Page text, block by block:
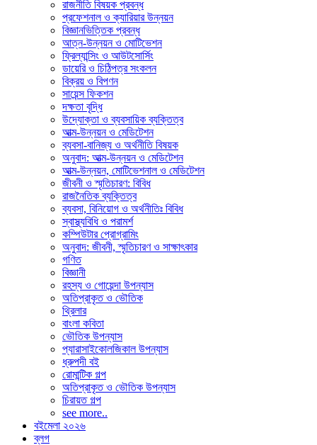
রাজনীতি বিষয়ক প্রবন্ধ
প্রফেশনাল ও ক্যারিয়ার উন্নয়ন
বিজ্ঞানভিত্তিক প্রবন্ধ
আত্ন-উন্নয়ন ও মোটিভেশন
ফ্রিল্যান্সিং ও আউটসোর্সিং
ডায়েরি ও চিঠিপত্র সংকলন
বিক্রয় ও বিপণন
সায়েন্স ফিকশন
দক্ষতা বৃদ্ধি
উদ্যোক্তা ও ব্যবসায়িক ব্যক্তিত্ব
আত্ম-উন্নয়ন ও মেডিটেশন
ব্যবসা-বানিজ্য ও অর্থনীতি বিষয়ক
অনুবাদ: আত্ম-উন্নয়ন ও মেডিটেশন
আত্ম-উন্নয়ন, মোটিভেশনাল ও মেডিটেশন
জীবনী ও স্মৃতিচারণ: বিবিধ
রাজনৈতিক ব্যক্তিত্ব
ব্যবসা, বিনিয়োগ ও অর্থনীতিঃ বিবিধ
স্বাস্থ্যবিধি ও পরামর্শ
কম্পিউটার প্রোগ্রামিং
অনুবাদ: জীবনী, স্মৃতিচারণ ও সাক্ষাৎকার
গণিত
বিজ্ঞানী
রহস্য ও গোয়েন্দা উপন্যাস
অতিপ্রাকৃত ও ভৌতিক
থ্রিলার
বাংলা কবিতা
ভৌতিক উপন্যাস
প্যারাসাইকোলজিকাল উপন্যাস
ধ্রুপদী বই
রোমান্টিক গল্প
অতিপ্রাকৃত ও ভৌতিক উপন্যাস
চিরায়ত গল্প
see more..
বইমেলা ২০২৬
ব্লগ